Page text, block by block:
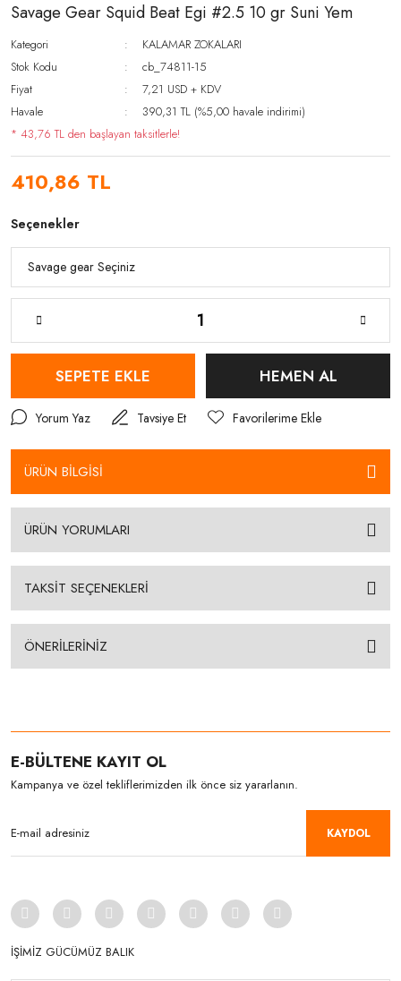
Savage Gear Squid Beat Egi #2.5 10 gr Suni Yem
Kategori
KALAMAR ZOKALARI
Stok Kodu
cb_74811-15
Fiyat
7,21 USD + KDV
Havale
390,31 TL (%5,00 havale indirimi)
* 43,76 TL den başlayan taksitlerle!
410,86 TL
Seçenekler
SEPETE EKLE HEMEN AL
Yorum Yaz Tavsiye Et
ÜRÜN BİLGİSİ
ÜRÜN YORUMLARI
TAKSİT SEÇENEKLERİ
ÖNERİLERİNİZ
E-BÜLTENE KAYIT OL
Kampanya ve özel tekliflerimizden ilk önce siz yararlanın.
KAYDOL
İŞİMİZ GÜCÜMÜZ BALIK